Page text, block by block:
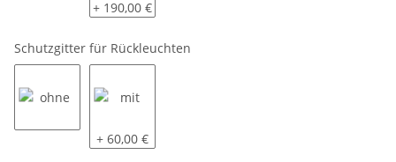
siehe Beschreibung
komplett LED
+ 190,00 €
Schutzgitter für Rückleuchten
mit
+ 60,00 €